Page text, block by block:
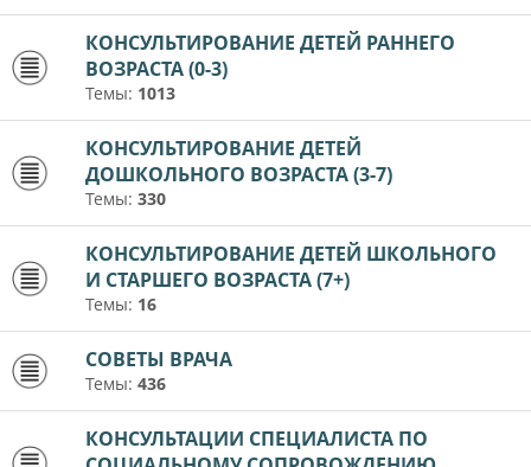
КОНСУЛЬТИРОВАНИЕ ДЕТЕЙ РАННЕГО
ВОЗРАСТА (0-3)
Темы: 1013
КОНСУЛЬТИРОВАНИЕ ДЕТЕЙ
ДОШКОЛЬНОГО ВОЗРАСТА (3-7)
Темы: 330
КОНСУЛЬТИРОВАНИЕ ДЕТЕЙ ШКОЛЬНОГО
И СТАРШЕГО ВОЗРАСТА (7+)
Темы: 16
СОВЕТЫ ВРАЧА
Темы: 436
КОНСУЛЬТАЦИИ СПЕЦИАЛИСТА ПО